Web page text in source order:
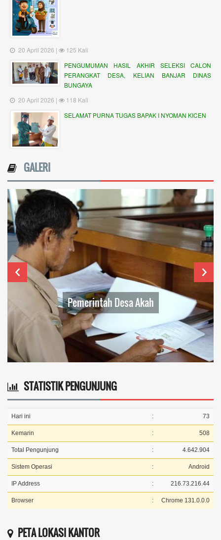
20 April 2026 |
125 Kali
PENGUMUMAN HASIL AKHIR SELEKSI CALON
PERANGKAT DESA, KELIAN BANJAR DINAS
BUNGAYA
20 April 2026 |
118 Kali
SELAMAT PURNA TUGAS BAPAK I NYOMAN KICEN
GALERI
Pemerintah Desa Akah
STATISTIK PENGUNJUNG
Hari ini : 73
Kemarin : 508
Total Pengunjung : 4.642.904
Sistem Operasi : Android
IP Address : 216.73.216.44
Browser : Chrome 131.0.0.0
PETA LOKASI KANTOR